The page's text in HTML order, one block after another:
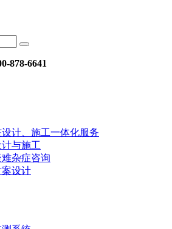
878-6641
计、施工一体化服务
与施工
杂症咨询
设计